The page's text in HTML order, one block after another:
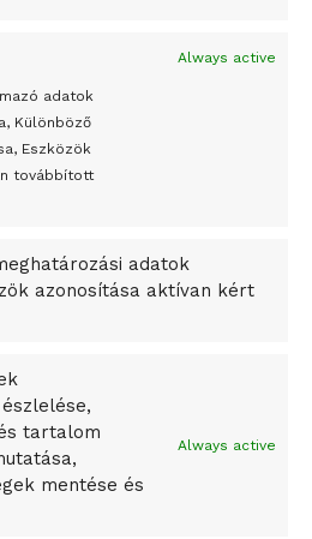
Always active
adatok
Különböző
Eszközök
továbbított
adatok
azonosítása aktívan kért
tartalom
mentése és
Always active
zsidó kulturális örökségét
az amerikai Meridian
programjainak legjobbjai az
jelentkezik
államtitkárait kinevezték
okozta
elődöntős – Birkózó